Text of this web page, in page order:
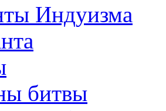
Индуизма
битвы